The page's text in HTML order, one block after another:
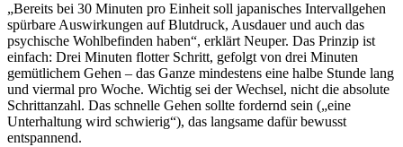
„Bereits bei 30 Minuten pro Einheit soll japanisches Intervallgehen
spürbare Auswirkungen auf Blutdruck, Ausdauer und auch das
psychische Wohlbefinden haben“, erklärt Neuper. Das Prinzip ist
einfach: Drei Minuten flotter Schritt, gefolgt von drei Minuten
gemütlichem Gehen – das Ganze mindestens eine halbe Stunde lang
und viermal pro Woche. Wichtig sei der Wechsel, nicht die absolute
Schrittanzahl. Das schnelle Gehen sollte fordernd sein („eine
Unterhaltung wird schwierig“), das langsame dafür bewusst
entspannend.